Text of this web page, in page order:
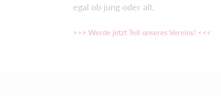
egal ob jung oder alt.
>>> Werde jetzt Teil unseres Vereins! <<<